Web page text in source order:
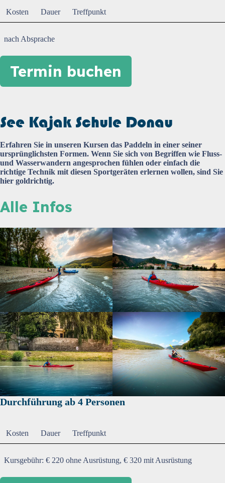
Kosten Dauer Treffpunkt
nach Absprache
Termin buchen
See Kajak Schule Donau
Erfahren Sie in unseren Kursen das Paddeln in einer seiner
ursprünglichsten Formen. Wenn Sie sich von Begriffen wie Fluss-
und Wasserwandern angesprochen fühlen oder einfach die
richtige Technik mit diesen Sportgeräten erlernen wollen, sind Sie
hier goldrichtig.
Alle Infos
Durchführung ab 4 Personen
Kosten Dauer Treffpunkt
Kursgebühr: € 220 ohne Ausrüstung, € 320 mit Ausrüstung